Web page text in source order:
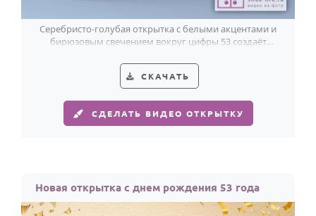
Серебристо-голубая открытка с белыми акцентами и
бирюзовым свечением вокруг цифры 53 создаёт
СКАЧАТЬ
СДЕЛАТЬ ВИДЕО ОТКРЫТКУ
Новая открытка с днем рождения 53 года